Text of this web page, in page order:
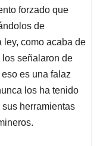
forzado que
de
como acaba de
señalaron de
es una falaz
los ha tenido
herramientas